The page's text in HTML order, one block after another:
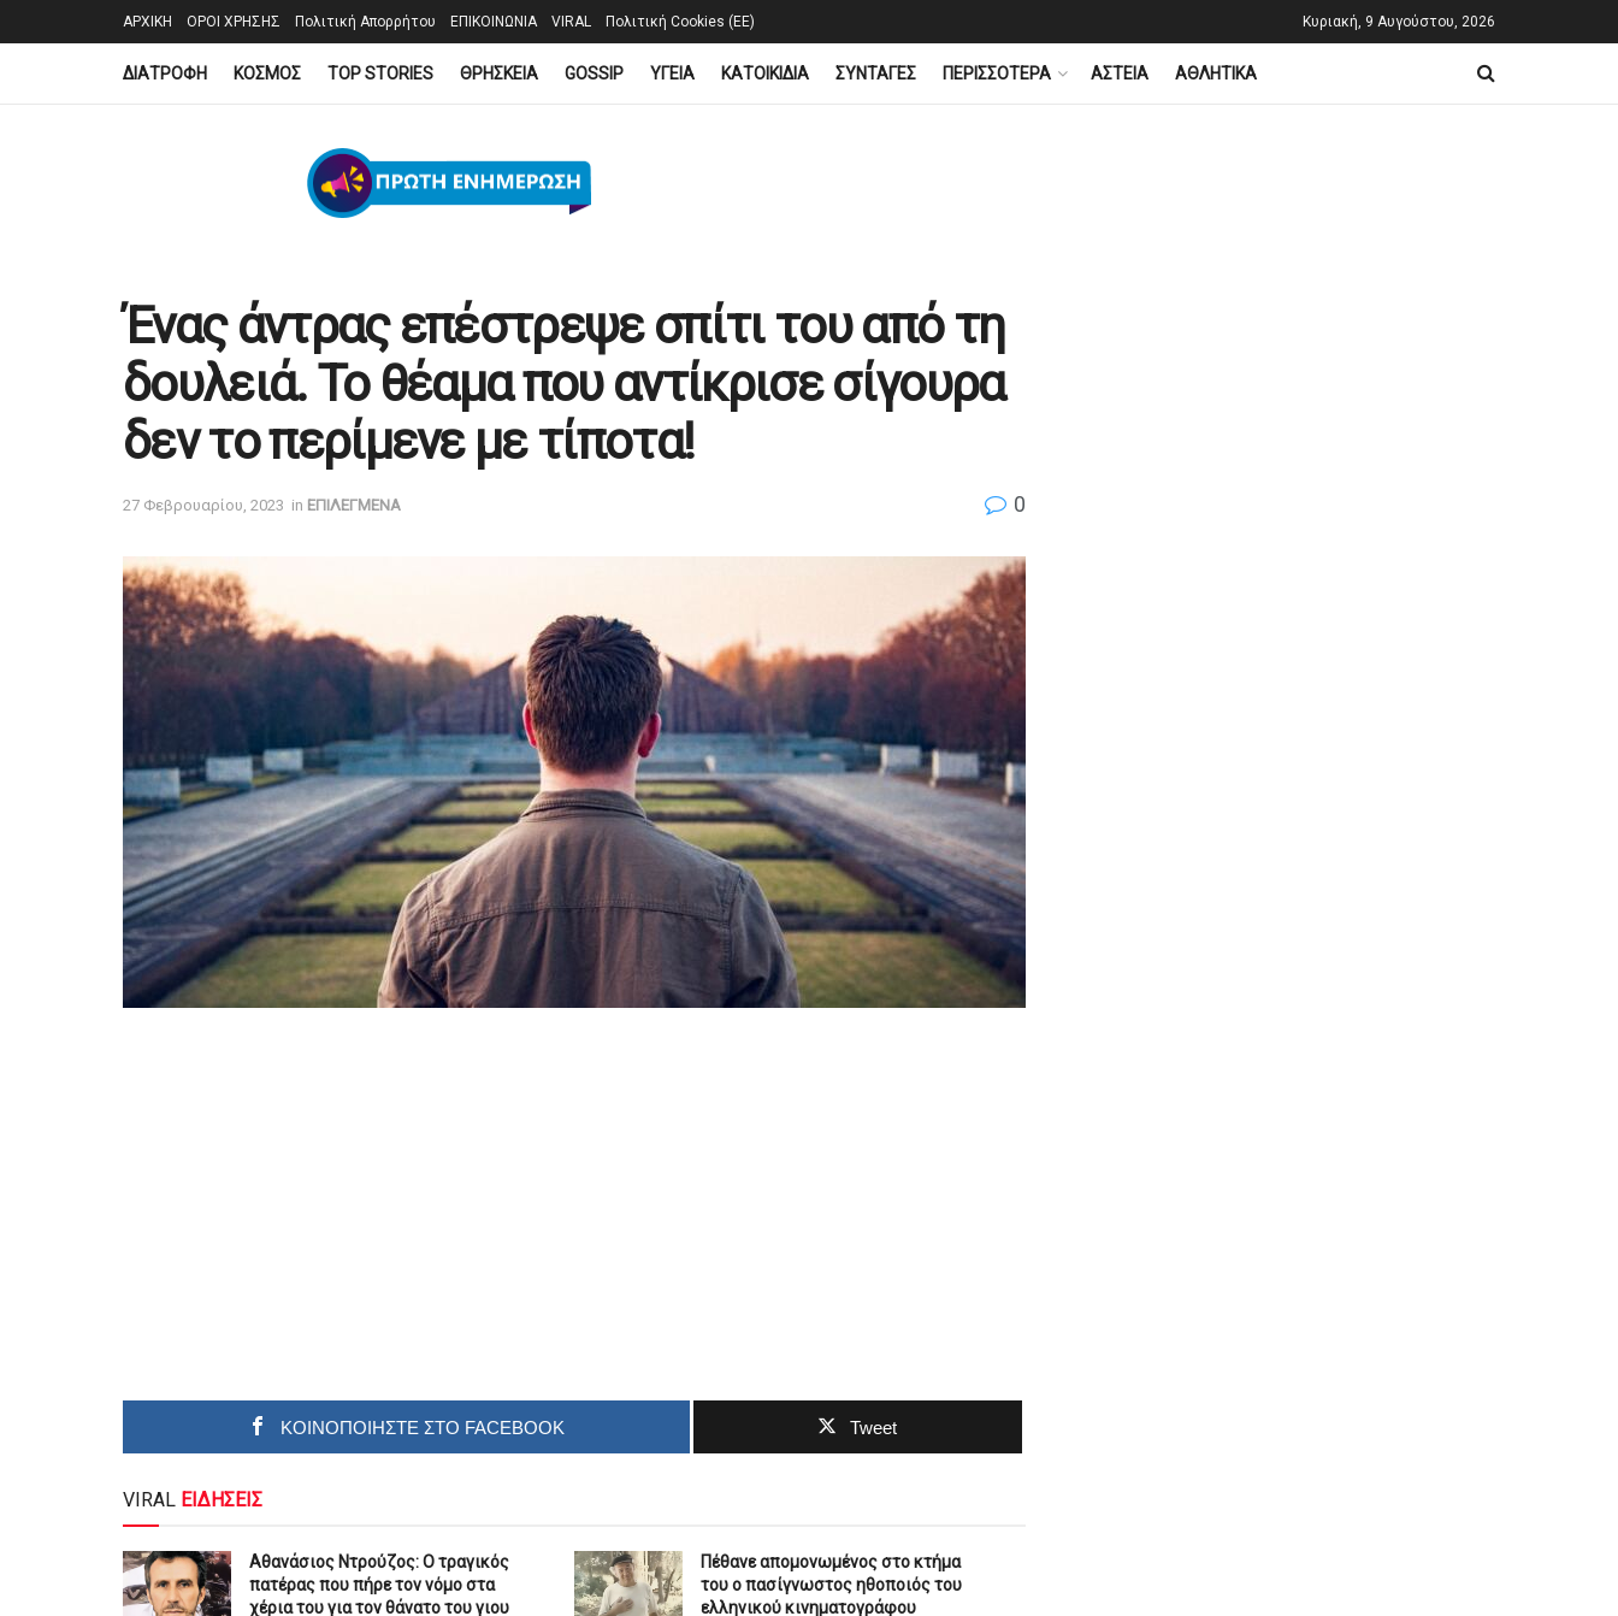
ΑΡΧΙΚΗ ΟΡΟΙ ΧΡΗΣΗΣ Πολιτική Απορρήτου ΕΠΙΚΟΙΝΩΝΙΑ VIRAL Πολιτική Cookies (ΕΕ) Κυριακή, 9 Αυγούστου, 2026
ΔΙΑΤΡΟΦΗ ΚΟΣΜΟΣ TOP STORIES ΘΡΗΣΚΕΙΑ GOSSIP YΓΕΙΑ ΚΑΤΟΙΚΙΔΙΑ ΣΥΝΤΑΓΕΣ ΠΕΡΙΣΣΟΤΕΡΑ ΑΣΤΕΙΑ ΑΘΛΗΤΙΚΑ
Ένας άντρας επέστρεψε σπίτι του από τη
δουλειά. Το θέαμα που αντίκρισε σίγουρα
δεν το περίμενε με τίποτα!
27 Φεβρουαρίου, 2023 in ΕΠΙΛΕΓΜΕΝΑ 0
ΚΟΙΝΟΠΟΙΗΣΤΕ ΣΤΟ FACEBOOK Tweet
VIRAL ΕΙΔΗΣΕΙΣ
Αθανάσιος Ντρούζος: Ο τραγικός
πατέρας που πήρε τον νόμο στα
χέρια του για τον θάνατο του γιου
Πέθανε απομονωμένος στο κτήμα
του ο πασίγνωστος ηθοποιός του
ελληνικού κινηματογράφου